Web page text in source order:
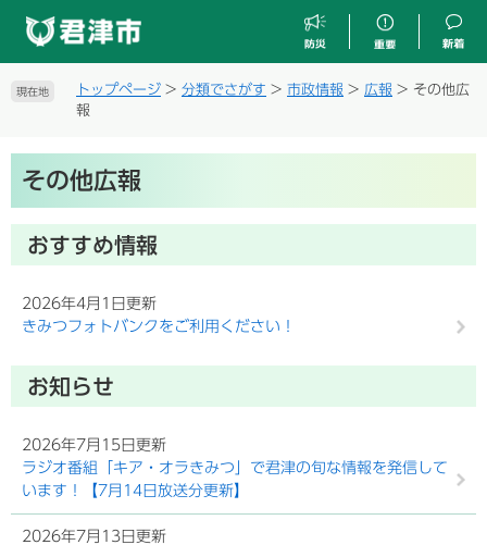
へ
現在地 トップページ > 分類でさがす > 市政情報 > 広報 > その他広
報
文その他広報
おすすめ情報
2026年4月1日更新
きみつフォトバンクをご利用ください！
お知らせ
2026年7月15日更新
ラジオ番組「キア・オラきみつ」で君津の旬な情報を発信して
います！【7月14日放送分更新】
2026年7月13日更新